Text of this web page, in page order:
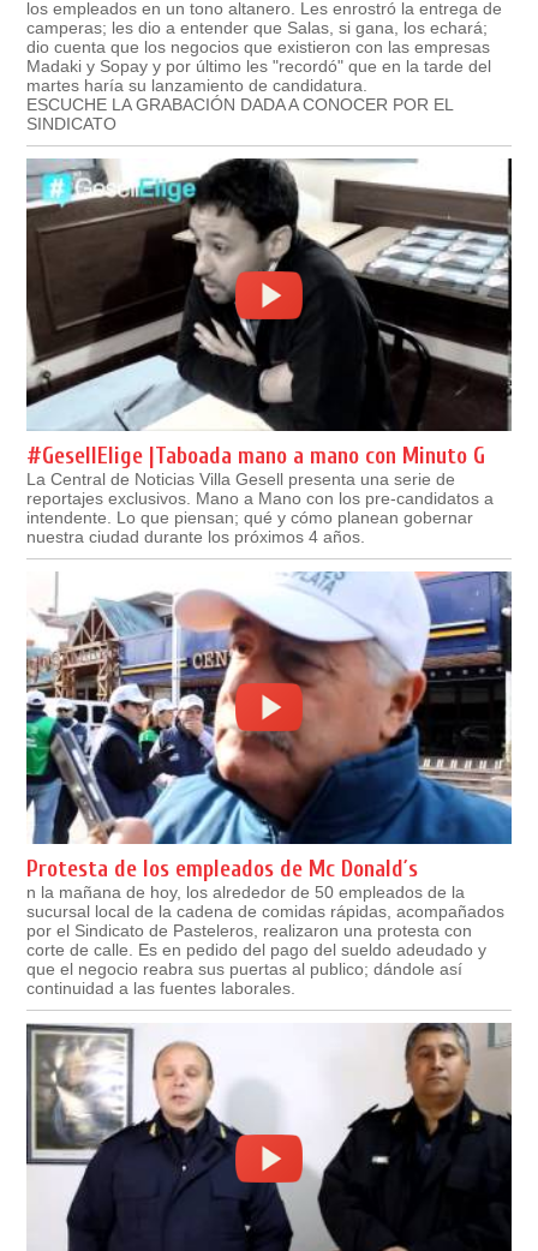
los empleados en un tono altanero. Les enrostró la entrega de
camperas; les dio a entender que Salas, si gana, los echará;
dio cuenta que los negocios que existieron con las empresas
Madaki y Sopay y por último les "recordó" que en la tarde del
martes haría su lanzamiento de candidatura.
ESCUCHE LA GRABACIÓN DADA A CONOCER POR EL
SINDICATO
#GesellElige |Taboada mano a mano con Minuto G
La Central de Noticias Villa Gesell presenta una serie de
reportajes exclusivos. Mano a Mano con los pre-candidatos a
intendente. Lo que piensan; qué y cómo planean gobernar
nuestra ciudad durante los próximos 4 años.
Protesta de los empleados de Mc Donald´s
n la mañana de hoy, los alrededor de 50 empleados de la
sucursal local de la cadena de comidas rápidas, acompañados
por el Sindicato de Pasteleros, realizaron una protesta con
corte de calle. Es en pedido del pago del sueldo adeudado y
que el negocio reabra sus puertas al publico; dándole así
continuidad a las fuentes laborales.